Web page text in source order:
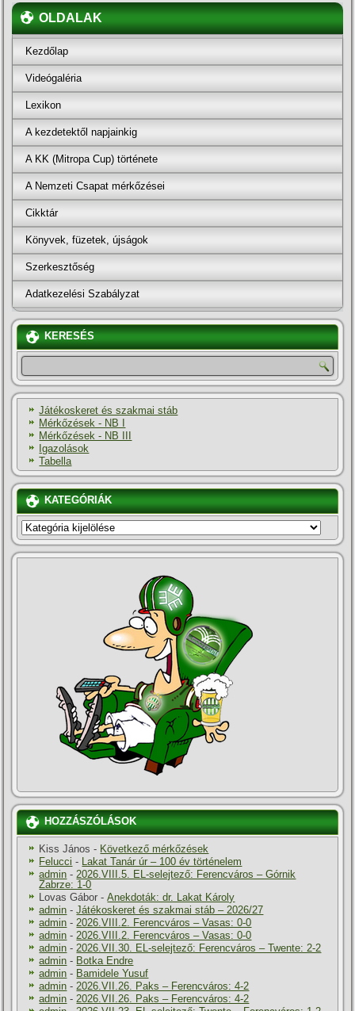
OLDALAK
Kezdőlap
Videógaléria
Lexikon
A kezdetektől napjainkig
A KK (Mitropa Cup) története
A Nemzeti Csapat mérkőzései
Cikktár
Könyvek, füzetek, újságok
Szerkesztőség
Adatkezelési Szabályzat
KERESÉS
Játékoskeret és szakmai stáb
Mérkőzések - NB I
Mérkőzések - NB III
Igazolások
Tabella
KATEGÓRIÁK
KATEGÓRIÁK
HOZZÁSZÓLÁSOK
Kiss János - Következő mérkőzések
Felucci - Lakat Tanár úr – 100 év történelem
admin -2026.VIII.5. EL-selejtező: Ferencváros – Górnik
Zabrze: 1-0
Lovas Gábor -Anekdoták: dr. Lakat Károly
admin -Játékoskeret és szakmai stáb – 2026/27
admin -2026.VIII.2. Ferencváros – Vasas: 0-0
admin -2026.VIII.2. Ferencváros – Vasas: 0-0
admin -2026.VII.30. EL-selejtező: Ferencváros – Twente: 2-2
admin - Botka Endre
admin - Bamidele Yusuf
admin -2026.VII.26. Paks – Ferencváros: 4-2
admin -2026.VII.26. Paks – Ferencváros: 4-2